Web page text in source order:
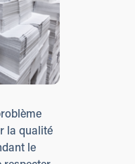
la qualité
le